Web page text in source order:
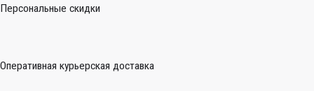
Персональные скидки
Оперативная курьерская доставка